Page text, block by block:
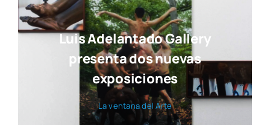
Luis Adelantado Gallery
presenta dos nuevas
exposiciones
La ven­ta­na del Arte